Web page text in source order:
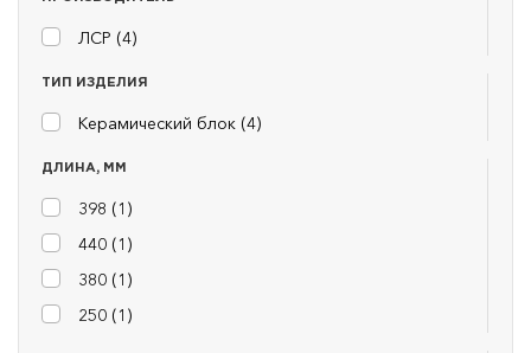
ЛСР (4)
ТИП ИЗДЕЛИЯ
Керамический блок (4)
ДЛИНА, ММ
398 (1 )
440 (1 )
380 (1 )
250 (1 )